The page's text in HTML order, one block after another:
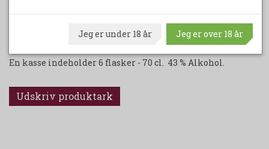
En kasse indeholder 6 flasker - 70 cl. 43 % Alkohol.
Udskriv produktark
Jeg er under 18 år Jeg er over 18 år